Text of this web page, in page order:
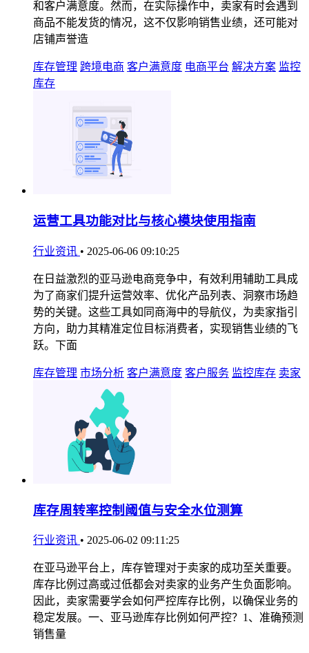
和客户满意度。然而，在实际操作中，卖家有时会遇到
商品不能发货的情况，这不仅影响销售业绩，还可能对
店铺声誉造
库存管理 跨境电商 客户满意度 电商平台 解决方案 监控
库存
运营工具功能对比与核心模块使用指南
行业资讯 • 2025-06-06 09:10:25
在日益激烈的亚马逊电商竞争中，有效利用辅助工具成
为了商家们提升运营效率、优化产品列表、洞察市场趋
势的关键。这些工具如同商海中的导航仪，为卖家指引
方向，助力其精准定位目标消费者，实现销售业绩的飞
跃。下面
库存管理 市场分析 客户满意度 客户服务 监控库存 卖家
库存周转率控制阈值与安全水位测算
行业资讯 • 2025-06-02 09:11:25
在亚马逊平台上，库存管理对于卖家的成功至关重要。
库存比例过高或过低都会对卖家的业务产生负面影响。
因此，卖家需要学会如何严控库存比例，以确保业务的
稳定发展。一、亚马逊库存比例如何严控？1、准确预测
销售量